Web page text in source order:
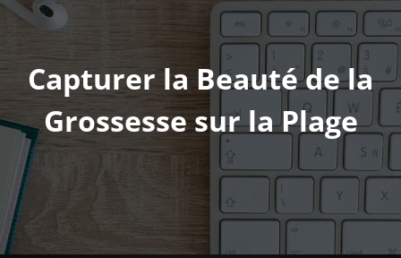
Capturer la Beauté de la
Grossesse sur la Plage